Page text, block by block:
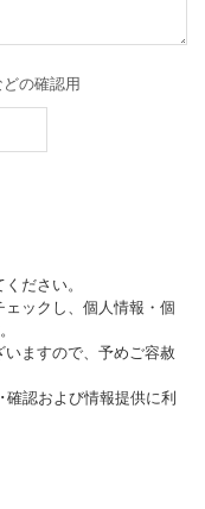
の確認用
ださい。
ックし、個人情報・個
ますので、予めご容赦
確認および情報提供に利